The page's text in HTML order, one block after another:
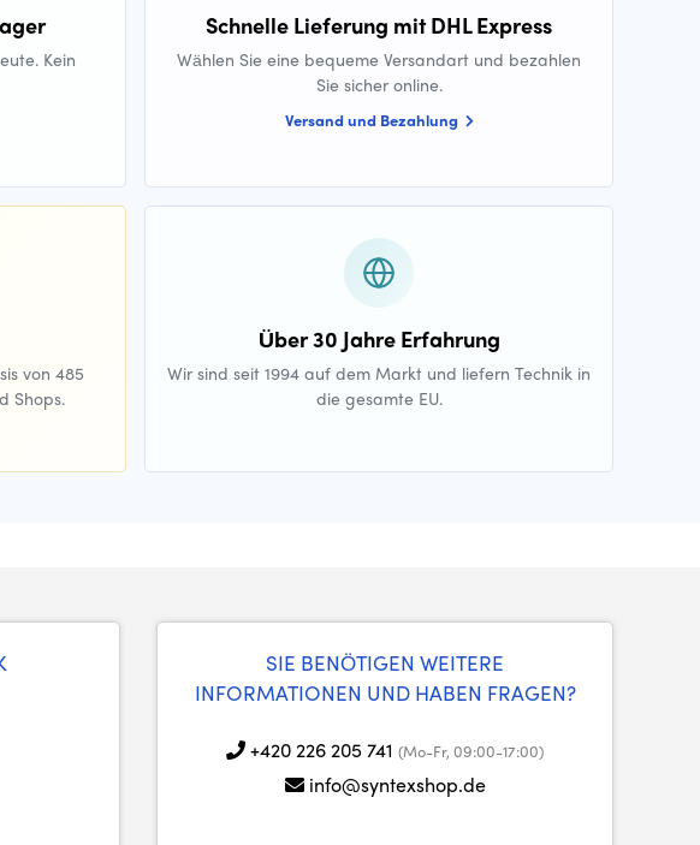
Kein
Schnelle Lieferung mit DHL Express
Wählen Sie eine bequeme Versandart und bezahlen
Sie sicher online.
Versand und Bezahlung
von 485
Shops.
Über 30 Jahre Erfahrung
Wir sind seit 1994 auf dem Markt und liefern Technik in
die gesamte EU.
SIE BENÖTIGEN WEITERE
INFORMATIONEN UND HABEN FRAGEN?
+420 226 205 741 (Mo-Fr, 09:00-17:00)
info@syntexshop.de